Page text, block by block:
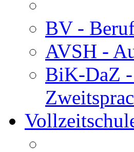
BV -
AVSH -
BiK-DaZ -